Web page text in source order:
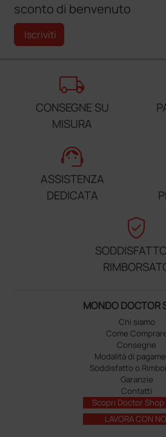
sconto di benvenuto
Iscriviti
local_shipping
CONSEGNE SU
MISURA
support_agent
ASSISTENZA
DEDICATA
verified_user
MONDO DOCTOR
Chi siamo
Come
Consegne
Modalità di
Soddisfatto o
Garanzie
Contatti
Scopri Doctor Shop
LAVORA CON